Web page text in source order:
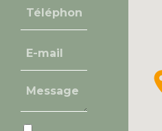
(Nécessaire)
mail
(Nécessaire)
Message
(Nécessaire)